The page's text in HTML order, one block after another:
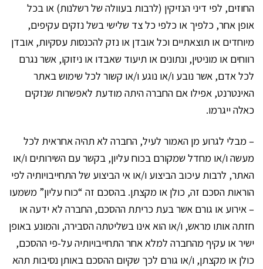
החוזים, לפי דיני הנזיקין (לרבות בעוולה של רשלנות) או בכל
אופן אחר, כלפיך או כלפי כל צד שלישי בשל נזקים עקיפים,
מיוחדים או תוצאתיים וכל אובדן או נזק להכנסות עסקיות, אובדן
רווחים או מוניטין, ונתונים או תיעוד שאבדו או ניזוקו, אשר נגרם
לכל אדם, אשר נובע ו/או נוגע ו/או קשור לכל שימוש באתר
האינטרנט, אפילו אם החברה היתה מודעת לאפשרות שנזקים
כאלה ייגרמו.
– מבלי לגרוע מן האמור לעיל, החברה לא תהיה אחראית לכל
מעשה ו/או מחדל שמקורם בכוח עליון, בקשר עם השירותים ו/או
האתר, לרבות עיכוב הביצוע ו/או אי הביצוע של התחייבויותיה לפי
הוראות הסכם זה, כולן או מקצתן. בהסכם זה “כוח עליון” משמעו
– אירוע או גורם אשר בעת כריתת ההסכם, החברה לא ידעה או
חזתה אותו מראש, ו/או הוא אינו בשליטתה הסבירה, והמונע באופן
ישיר או עקיף מהחברה למלא אחר התחייבויותיה על-פי ההסכם,
כולן או מקצתן, ו/או גורם לכך שקיום ההסכם באותן נסיבות תהא